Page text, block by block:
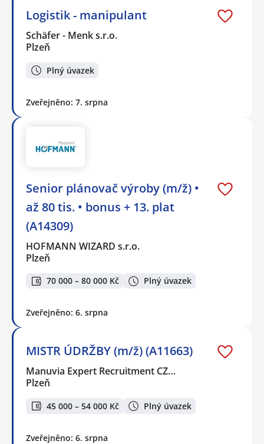
Logistik - manipulant
Schäfer - Menk s.r.o.
Plzeň
Plný úvazek
Zveřejněno: 7. srpna
Senior plánovač výroby (m/ž) •
až 80 tis. • bonus + 13. plat
(A14309)
HOFMANN WIZARD s.r.o.
Plzeň
70 000 – 80 000 Kč Plný úvazek
Zveřejněno: 6. srpna
MISTR ÚDRŽBY (m/ž) (A11663)
Manuvia Expert Recruitment CZ…
Plzeň
45 000 – 54 000 Kč Plný úvazek
Zveřejněno: 6. srpna